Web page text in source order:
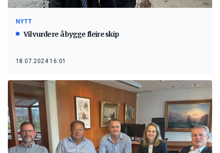
NYTT
Vil vurdere å bygge fleire skip
18.07.2024 16:01